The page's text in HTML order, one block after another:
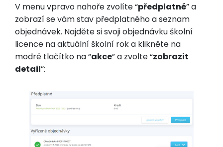
V menu vpravo nahoře zvolíte “předplatné” a
zobrazí se vám stav předplatného a seznam
objednávek. Najděte si svoji objednávku školní
licence na aktuální školní rok a klikněte na
modré tlačítko na “akce” a zvolte “zobrazit
detail”: